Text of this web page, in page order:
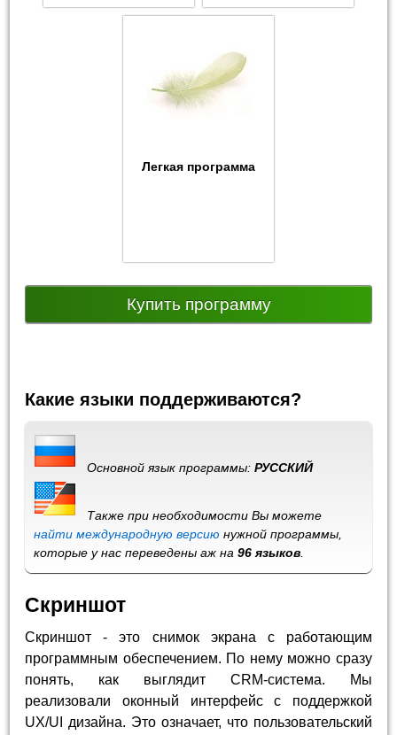
Легкая программа
Купить программу
Какие языки поддерживаются?
Основной язык программы:РУССКИЙ
Также при необходимости Вы можете
найти международную версию нужной программы,
которые у нас переведены аж на96 языков
Скриншот
Скриншот - это снимок экрана с работающим
программным обеспечением. По нему можно сразу
понять, как выглядит CRM-система. Мы
реализовали оконный интерфейс с поддержкой
UX/UI дизайна. Это означает, что пользовательский